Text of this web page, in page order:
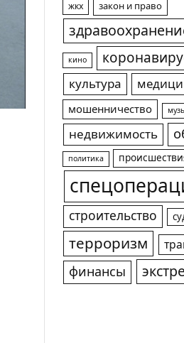
жкх закон и право
кино
культура
мошенничество
недвижимость
политика
строительство
терроризм
финансы